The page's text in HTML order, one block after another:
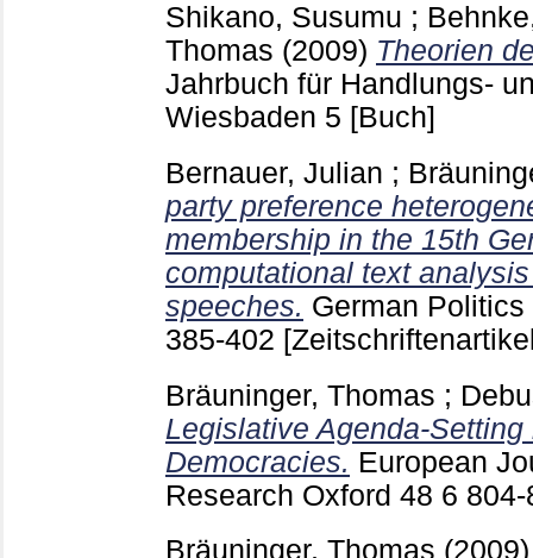
Shikano, Susumu ;
Thomas (2009) Theorien
Jahrbuch für Handlungs-
Wiesbaden 5 [Buch]
Bernauer, Julian ;
party preference
membership in the 15th
computational text
speeches. German
385-402
Bräuninger, Thomas ;
Legislative Agenda-
Democracies. European
Research Oxford 48 6
Bräuninger, Thomas